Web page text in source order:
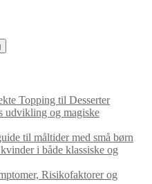
Topping til Desserter
udvikling og magiske
til måltider med små børn
i både klassiske og
Risikofaktorer og